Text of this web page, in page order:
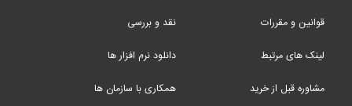
قوانین و مقررات
لینک های مرتبط
مشاوره قبل از خرید
نقد و بررسی
دانلود نرم افزار ها
همکاری با سازمان ها